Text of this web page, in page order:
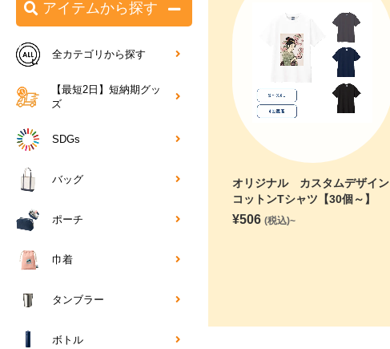
オリジナル カスタムデザイン
コットンTシャツ【30個～】
¥506 (税込)~
アイテムから探す
全カテゴリから探す
【最短2日】短納期グッ
ズ
SDGs
バッグ
ポーチ
巾着
タンブラー
ボトル